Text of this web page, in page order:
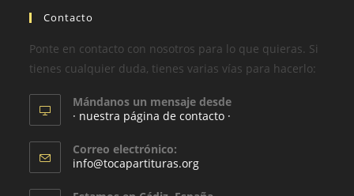
Contacto
Ponte en contacto con nosotros para lo que quieras. Si
tienes cualquier duda, tienes varias vías para hacerlo:
Mándanos un mensaje desde
· nuestra página de contacto ·
Correo electrónico:
info@tocapartituras.org